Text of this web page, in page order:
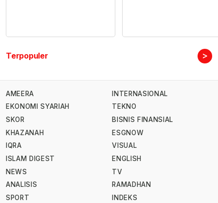
Terpopuler >
AMEERA
EKONOMI SYARIAH
SKOR
KHAZANAH
IQRA
ISLAM DIGEST
NEWS
ANALISIS
SPORT
INTERNASIONAL
TEKNO
BISNIS FINANSIAL
ESGNOW
VISUAL
ENGLISH
TV
RAMADHAN
INDEKS